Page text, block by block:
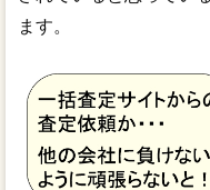
ます。